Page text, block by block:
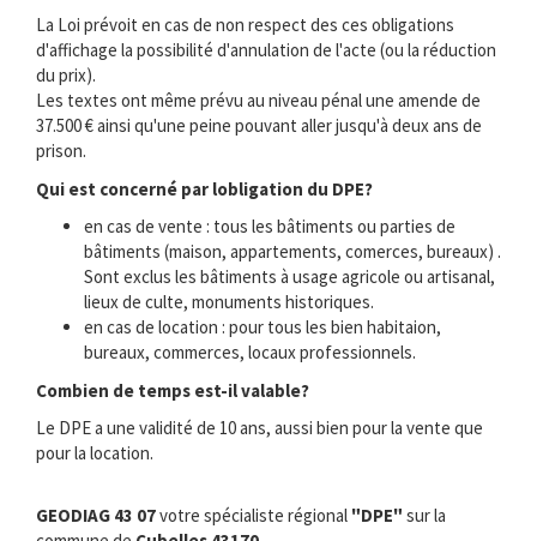
La Loi prévoit en cas de non respect des ces obligations
d'affichage la possibilité d'annulation de l'acte (ou la réduction
du prix).
Les textes ont même prévu au niveau pénal une amende de
37.500 € ainsi qu'une peine pouvant aller jusqu'à deux ans de
prison.
Qui est concerné par lobligation du DPE?
en cas de vente : tous les bâtiments ou parties de
bâtiments (maison, appartements, comerces, bureaux) .
Sont exclus les bâtiments à usage agricole ou artisanal,
lieux de culte, monuments historiques.
en cas de location : pour tous les bien habitaion,
bureaux, commerces, locaux professionnels.
Combien de temps est-il valable?
Le DPE a une validité de 10 ans, aussi bien pour la vente que
pour la location.
GEODIAG 43 07votre spécialiste régional "DPE" sur la